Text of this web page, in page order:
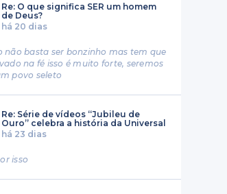
Re: O que significa SER um homem
de Deus?
há 20 dias
não basta ser bonzinho mas tem que
na fé isso é muito forte, seremos
povo seleto
Re: Série de vídeos “Jubileu de
Ouro” celebra a história da Universal
há 23 dias
isso